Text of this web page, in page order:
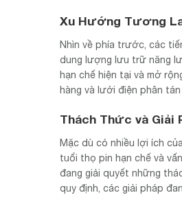
Xu Hướng Tương
Nhìn về phía trước, các
dung lượng lưu trữ năng
hạn chế hiện tại và mở
hàng và lưới điện phân
Thách Thức và Giải
Mặc dù có nhiều lợi ích
tuổi thọ pin hạn chế và
đang giải quyết những
quy định, các giải pháp